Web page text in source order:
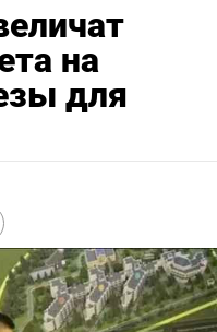
на
для